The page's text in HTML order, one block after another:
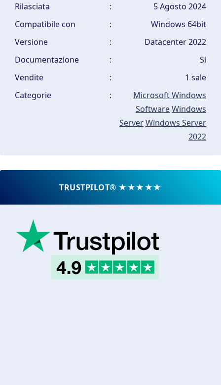
Rilasciata
:
5 Agosto 2024
Compatibile con
:
Windows 64bit
Versione
:
Datacenter 2022
Documentazione
:
Si
Vendite
:
1 sale
Categorie
:
Microsoft Windows
SoftwareWindows
ServerWindows Server
2022
TRUSTPILOT® ★★★★★